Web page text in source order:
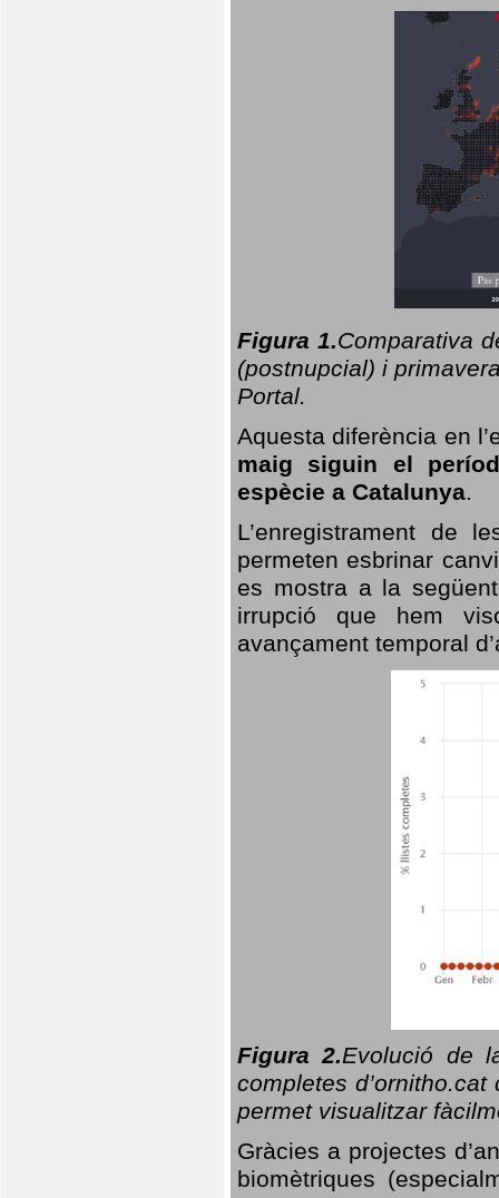
Figura 1.Comparativa
(postnupcial) i
Portal.
Aquesta diferència en
maig siguin el
espècie a Catalunya.
L’enregistrament de
permeten esbrinar
es mostra a la
irrupció que hem
avançament temporal
Figura 2.Evolució de
completes
permet visualitzar
Gràcies a projectes
biomètriques